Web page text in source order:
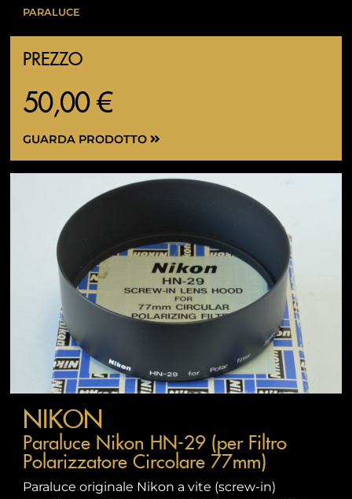
PARALUCE
PREZZO
50,00 €
GUARDA PRODOTTO
NIKON
Paraluce Nikon HN-29 (per Filtro
Polarizzatore Circolare 77mm)
Paraluce originale Nikon a vite (screw-in)